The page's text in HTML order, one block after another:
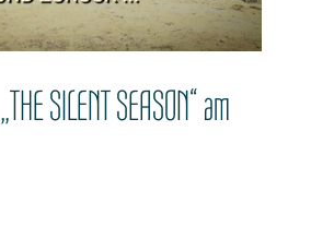
SILENT SEASON“ am